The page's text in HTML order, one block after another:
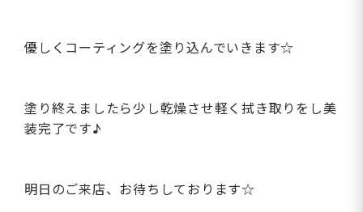
優しくコーティングを塗り込んでいきます☆
塗り終えましたら少し乾燥させ軽く拭き取りをし美
装完了です♪
明日のご来店、お待ちしております☆